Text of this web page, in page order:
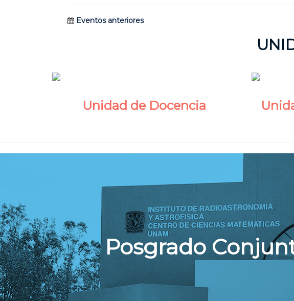
Eventos anteriores
Unidad de Docencia
Posgrado